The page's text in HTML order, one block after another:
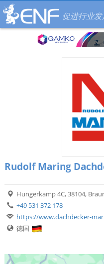
促进行业发
Rudolf Maring
Hungerkamp 4C, 38104,
+49 531 372 178
https://www.dachdecker-
德国